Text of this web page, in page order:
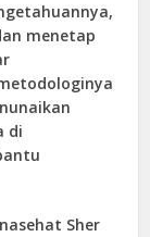
menetap
di
Sher